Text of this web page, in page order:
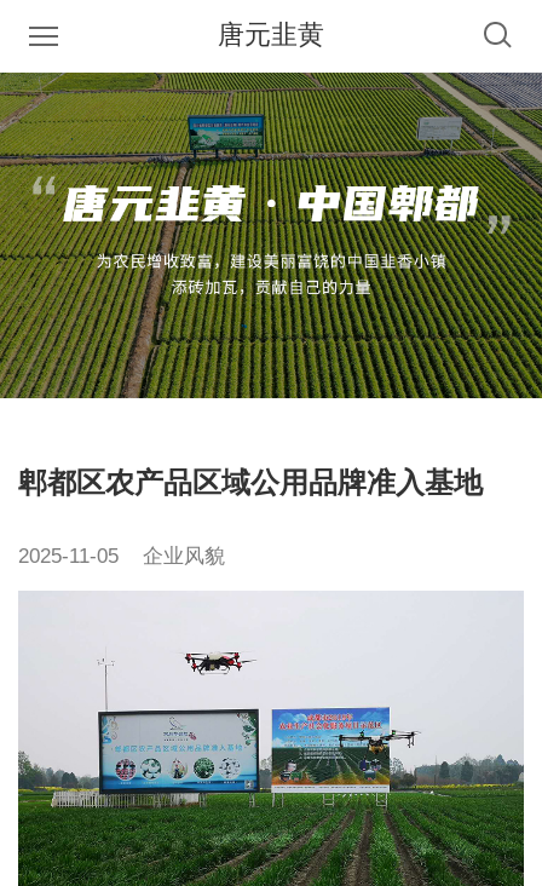
唐元韭黄
郫都区农产品区域公用品牌准入基地
2025-11-05 企业风貌